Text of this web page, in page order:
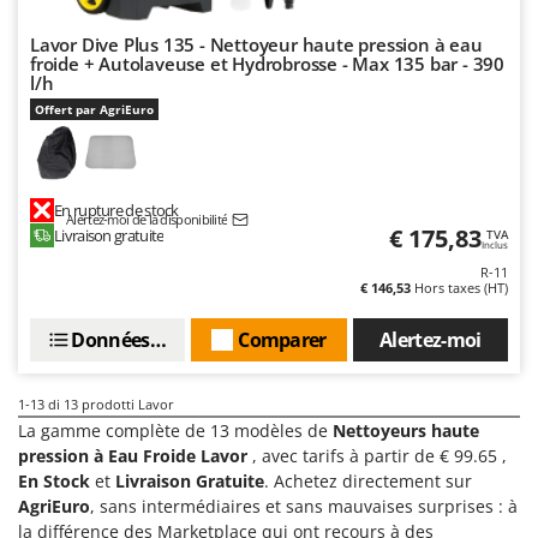
Troy-Bilt
U
Unger
Vesco
Waldner
WIDU
Wiper EcoRobot
Wolf Garten
Wortex
Lavor Dive Plus 135 - Nettoyeur haute pression à eau
froide + Autolaveuse et Hydrobrosse - Max 135 bar - 390
l/h
Offert par AgriEuro
En rupture de stock
Alertez-moi de la disponibilité
Livraison gratuite € 175,83 TVA
Inclus
R-11
€ 146,53 Hors taxes (HT)
Alertez-moi
Comparer
Données techniques
1-13 di 13 prodotti Lavor
La gamme complète de 13 modèles de Nettoyeurs haute
pression à Eau Froide Lavor , avec tarifs à partir de € 99.65 ,
En Stock et Livraison Gratuite. Achetez directement sur
AgriEuro, sans intermédiaires et sans mauvaises surprises : à
la différence des Marketplace qui ont recours à des